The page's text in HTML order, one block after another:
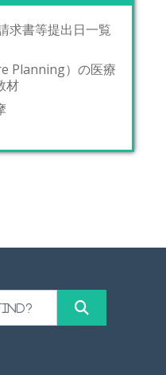
求書等提出日一覧
Planning）の医療
材